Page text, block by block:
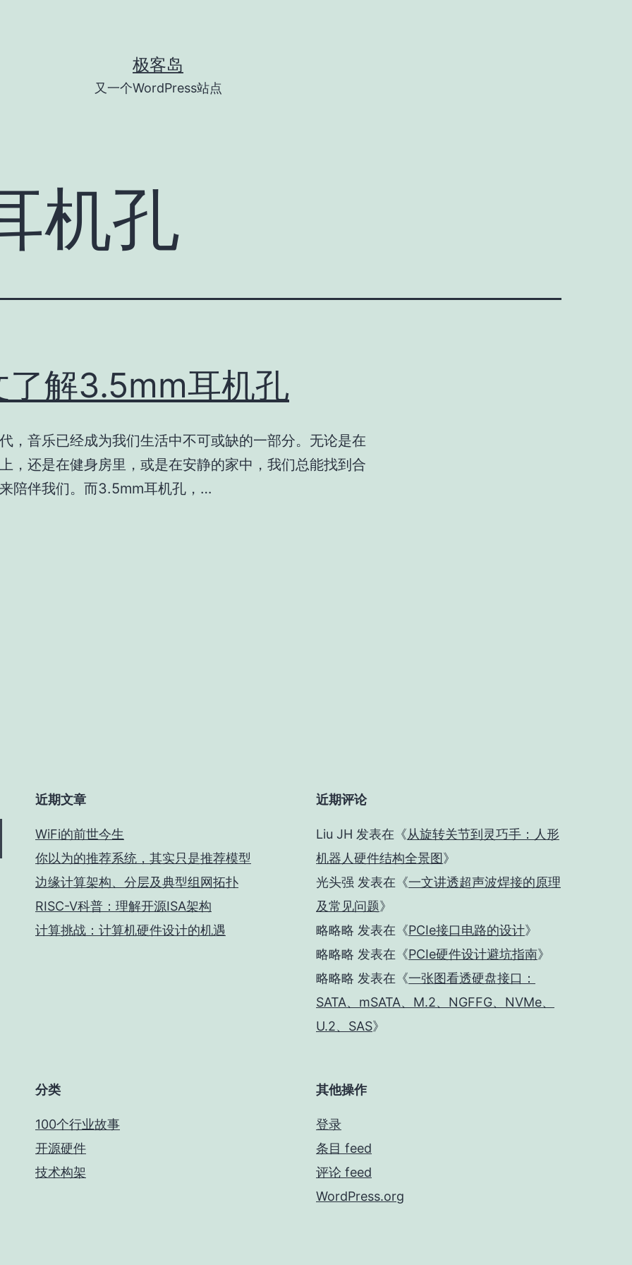
极客岛
又一个WordPress站点
机孔
了解3.5mm耳机孔
，音乐已经成为我们生活中不可或缺的一部分。无论是在
，还是在健身房里，或是在安静的家中，我们总能找到合
陪伴我们。而3.5mm耳机孔，…
近期文章
WiFi的前世今生
你以为的推荐系统，其实只是推荐模型
边缘计算架构、分层及典型组网拓扑
RISC-V科普：理解开源ISA架构
计算挑战：计算机硬件设计的机遇
近期评论
Liu JH 发表在《从旋转关节到灵巧手：人形
机器人硬件结构全景图》
光头强 发表在《一文讲透超声波焊接的原理
及常见问题》
略略略 发表在《PCIe接口电路的设计》
略略略 发表在《PCIe硬件设计避坑指南》
略略略 发表在《一张图看透硬盘接口：
SATA、mSATA、M.2、NGFFG、NVMe、
U.2、SAS》
分类
100个行业故事
开源硬件
技术构架
其他操作
登录
条目 feed
评论 feed
WordPress.org